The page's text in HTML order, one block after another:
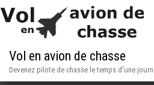
Vol en avion de chasse
Devenez pilote de chasse le temps d'une